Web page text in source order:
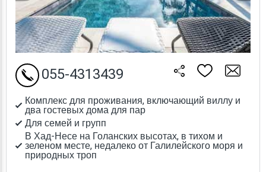
Комплекс для проживания, включающий виллу и
два гостевых дома для пар
Для семей и групп
В Хад-Несе на Голанских высотах, в тихом и
зеленом месте, недалеко от Галилейского моря и
природных троп
055-4313439